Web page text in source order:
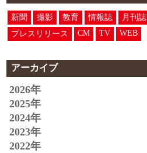
新聞 撮影 教育 情報誌 月刊誌
プレスリリース
CM TV WEB
アーカイブ
2026年
2025年
2024年
2023年
2022年